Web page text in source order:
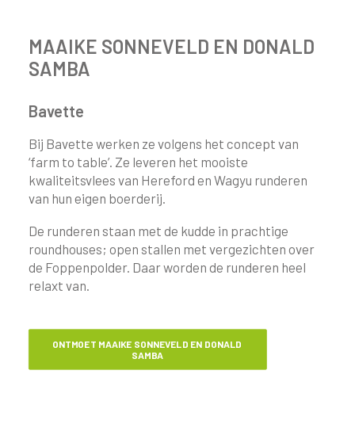
MAAIKE SONNEVELD EN DONALD
SAMBA
Bavette
Bij Bavette werken ze volgens het concept van
‘farm to table’. Ze leveren het mooiste
kwaliteitsvlees van Hereford en Wagyu runderen
van hun eigen boerderij.
De runderen staan met de kudde in prachtige
roundhouses; open stallen met vergezichten over
de Foppenpolder. Daar worden de runderen heel
relaxt van.
ONTMOET MAAIKE SONNEVELD EN DONALD
SAMBA